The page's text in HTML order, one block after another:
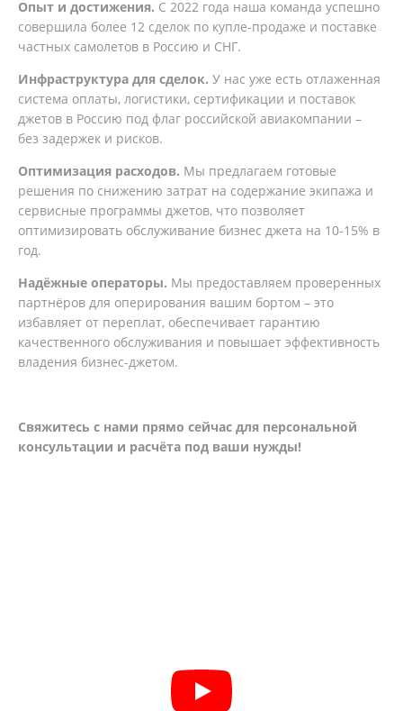
Опыт и достижения. С 2022 года наша команда успешно
совершила более 12 сделок по купле-продаже и поставке
частных самолетов в Россию и СНГ.
Инфраструктура для сделок. У нас уже есть отлаженная
система оплаты, логистики, сертификации и поставок
джетов в Россию под флаг российской авиакомпании –
без задержек и рисков.
Оптимизация расходов. Мы предлагаем готовые
решения по снижению затрат на содержание экипажа и
сервисные программы джетов, что позволяет
оптимизировать обслуживание бизнес джета на 10-15% в
год.
Надёжные операторы. Мы предоставляем проверенных
партнёров для оперирования вашим бортом – это
избавляет от переплат, обеспечивает гарантию
качественного обслуживания и повышает эффективность
владения бизнес-джетом.
Свяжитесь с нами прямо сейчас для персональной
консультации и расчёта под ваши нужды!